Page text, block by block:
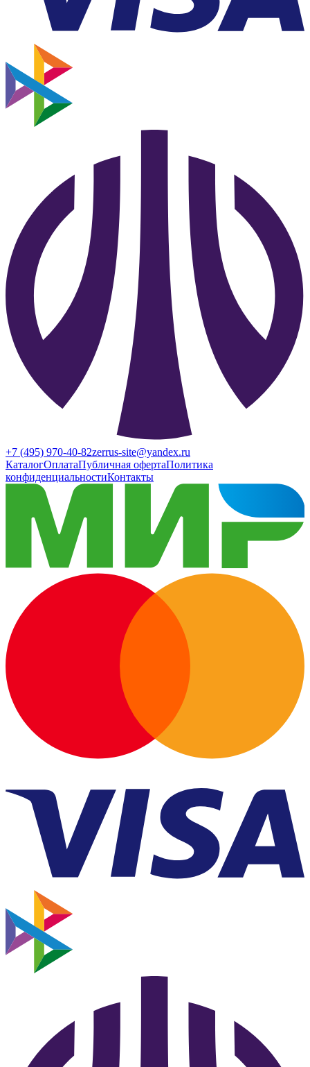
+7 (495) 970-40-82zerrus-site@yandex.ru
КаталогОплатаПубличная офертаПолитика
конфиденциальностиКонтакты